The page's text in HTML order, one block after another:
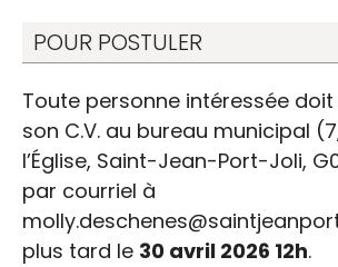
POUR POSTULER
Toute personne intéressée
son C.V. au bureau municipal
l’Église, Saint-Jean-Port-Joli,
par courriel à
plus tard le 30 avril 2026 12h.